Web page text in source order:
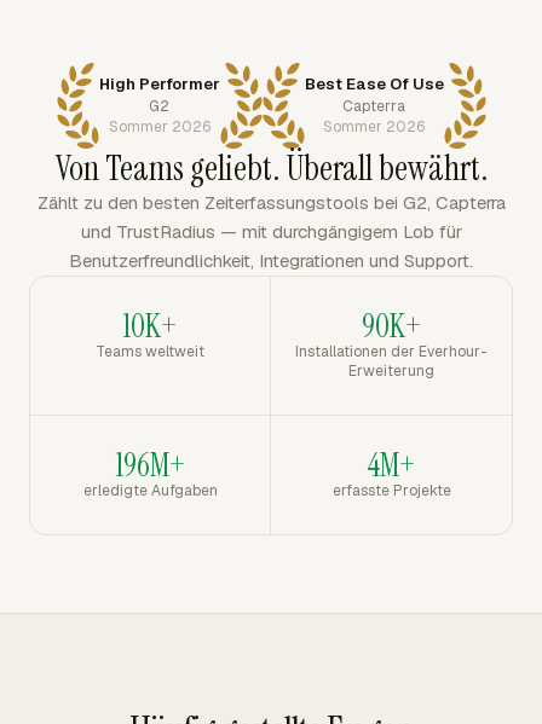
High Performer
G2
Sommer 2026
Best Ease Of Use
Capterra
Sommer 2026
Von Teams geliebt. Überall bewährt.
Zählt zu den besten Zeiterfassungstools bei G2, Capterra
und TrustRadius — mit durchgängigem Lob für
Benutzerfreundlichkeit, Integrationen und Support.
10K+
Teams weltweit
90K+
Installationen der Everhour-
Erweiterung
196M+
erledigte Aufgaben
4M+
erfasste Projekte